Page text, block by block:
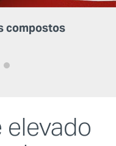
compostos
elevado